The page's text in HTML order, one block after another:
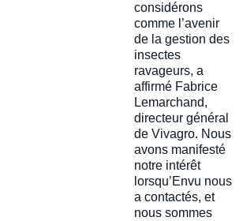
considérons
comme l’avenir
de la gestion des
insectes
ravageurs, a
affirmé Fabrice
Lemarchand,
directeur général
de Vivagro. Nous
avons manifesté
notre intérêt
lorsqu’Envu nous
a contactés, et
nous sommes